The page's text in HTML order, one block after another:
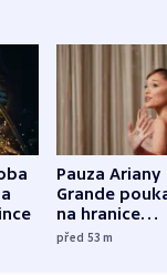
Pauza Ariany
Grande
na hranice
před 53m